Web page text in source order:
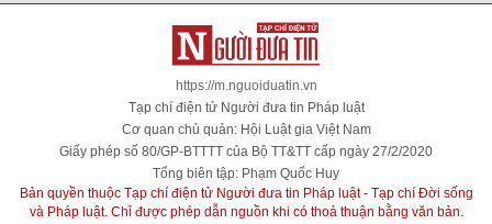
https://m.nguoiduatin.vn
Tạp chí điện tử Người đưa tin Pháp luật
Cơ quan chủ quản: Hội Luật gia Việt Nam
Giấy phép số 80/GP-BTTTT của Bộ TT&TT cấp ngày 27/2/2020
Tổng biên tập: Phạm Quốc Huy
Bản quyền thuộc Tạp chí điện tử Người đưa tin Pháp luật - Tạp chí Đời sống
và Pháp luật. Chỉ được phép dẫn nguồn khi có thoả thuận bằng văn bản.